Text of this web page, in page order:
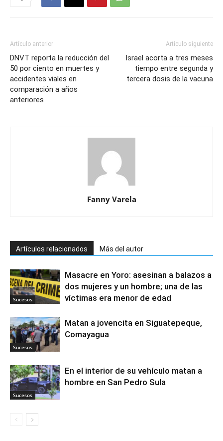
Artículo anterior
DNVT reporta la reducción del
50 por ciento en muertes y
accidentes viales en
comparación a años
anteriores
Artículo siguiente
Israel acorta a tres meses
tiempo entre segunda y
tercera dosis de la vacuna
Fanny Varela
Artículos relacionados Más del autor
Sucesos
Masacre en Yoro: asesinan a balazos a
dos mujeres y un hombre; una de las
víctimas era menor de edad
Sucesos
Matan a jovencita en Siguatepeque,
Comayagua
Sucesos
En el interior de su vehículo matan a
hombre en San Pedro Sula